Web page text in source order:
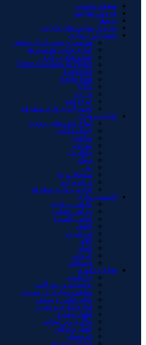
صفحه نخست
فروش هواپیما
برندها
خرید از سایت های خارجی
تجهیزات پروازی
هدست و تجهیزات ارتباطی
لوازم جانبی هدست ها
نقشه های پروازی
Flight Computer & Plotter
Logbooks
Apple-Ipad
GPS
نی برد
چراغ قوه
تجهیزات پروازی متفرقه
لوازم پروازی
انواع کیف های پروازی
عینک خلبانی
ساعت
بند آویز
جاکارتی
وینگ
پین
سنجاق و بج
درجه و آرم
لوازم پروازی متفرقه
البسه پروازی
کاپشن پروازی
پیراهن خلبانی
لباس یکسره
کفش
تی شرت
کلاه
حوله
کروات
دستکش
هدایا و دکوری
جا کلیدی
بدلیجات و زیورآلات
ساعت دیواری و رومیزی
تابلو عکس و پوستر
لوازم اداری و تحریر
فلش مموری
ماگ و زیر لیوانی
عطر و ادکلن
عروسک
هدایای متفرقه